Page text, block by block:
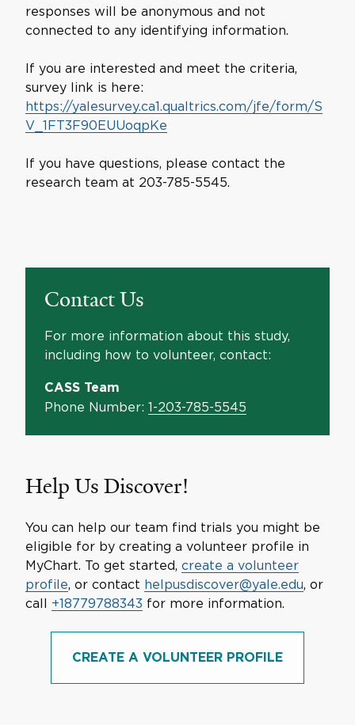
responses will be anonymous and not
connected to any identifying information.
If you are interested and meet the criteria,
survey link is here:
https://yalesurvey.ca1.qualtrics.com/jfe/form/S
V_1FT3F90EUUoqpKe
If you have questions, please contact the
research team at 203-785-5545.
Contact Us
For more information about this study,
including how to volunteer, contact:
CASS Team
Phone Number: 1-203-785-5545
Help Us Discover!
You can help our team find trials you might be
eligible for by creating a volunteer profile in
MyChart. To get started, create a volunteer
profile, or contact helpusdiscover@yale.edu, or
call +18779788343 for more information.
CREATE A VOLUNTEER PROFILE